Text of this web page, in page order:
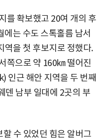
를 확보했고 20여 개의 후
는 수도 스톡홀름 남서
을 첫 후보지로 정했다.
쪽으로 약 160㎞ 떨어진
인근 해안 지역을 두 번째
덴 남부 일대에 2곳의 부
수 있었던 힘은 알버그